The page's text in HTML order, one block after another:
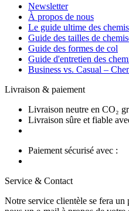
Newsletter
À propos de nous
Le guide ultime des
Guide des tailles de
Guide des formes de col
Guide d'entretien des
Business vs. Casual –
Livraison & paiement
Livraison neutre en CO₂
Livraison sûre et fiable
Paiement sécurisé avec :
Service & Contact
Notre service clientèle se fera